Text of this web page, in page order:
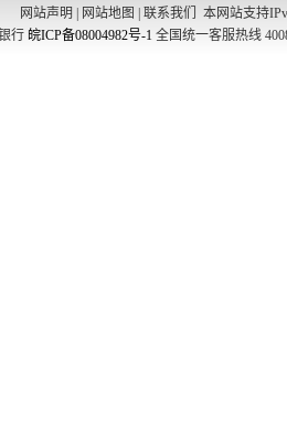
网站声明 网站地图 联系我们
本网站支持
行 皖ICP备08004982号-1 全国统一客服热线